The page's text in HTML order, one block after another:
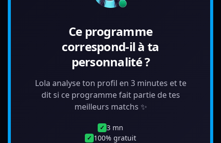
Ce programme
correspond-il à ta
personnalité ?
Lola analyse ton profil en 3 minutes et te
dit si ce programme fait partie de tes
meilleurs matchs ✨
✓ 3 mn
✓ 100% gratuit